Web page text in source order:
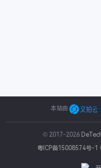
本站由
© 2017-2026
粤ICP备15008574号-1